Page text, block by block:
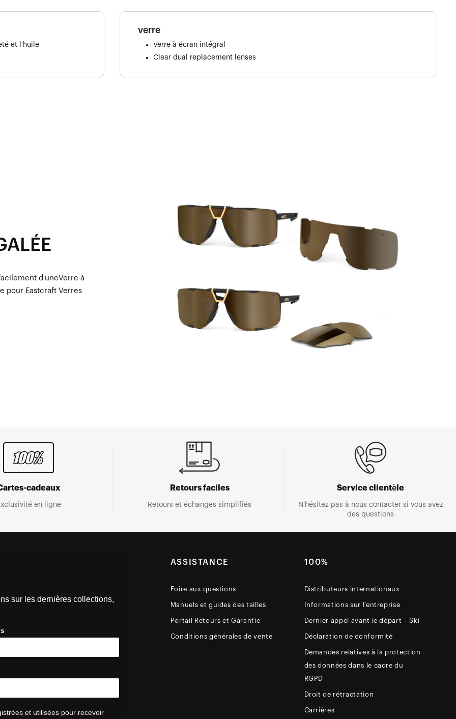
et l'huile
verre
Verre à écran intégral
Clear dual replacement lenses
d'uneVerre à
pour Eastcraft Verres
cadeaux
en ligne
Retours faciles
Retours et échanges simplifiés
Service clientèle
N'hésitez pas à nous contacter si vous avez
des questions
sur les dernières collections,
et utilisées pour recevoir
ASSISTANCE
Foire aux questions
Manuels et guides des tailles
Portail Retours et Garantie
Conditions générales de vente
100%
Distributeurs internationaux
Informations sur l'entreprise
Dernier appel avant le départ – Ski
Déclaration de conformité
Demandes relatives à la protection
des données dans le cadre du
RGPD
Droit de rétractation
Carrières